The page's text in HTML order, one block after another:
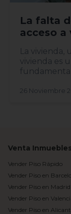
La falta
acceso a
La vivienda,
vivienda es
26 Noviembre
Venta Inmuebles
Vender Piso Rápido
Vender Piso en
Vender Piso en Madrid
Vender Piso en
Vender Piso en